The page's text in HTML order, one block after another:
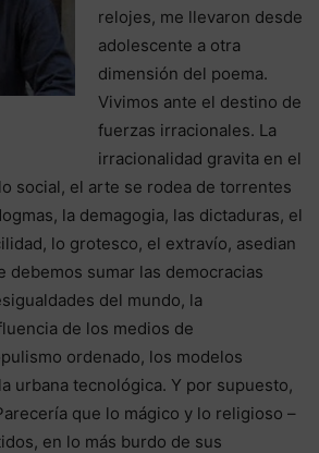
relojes, me llevaron desde
adolescente a otra
dimensión del poema.
Vivimos ante el destino de
fuerzas irracionales. La
irracionalidad gravita en el
social, el arte se rodea de torrentes
la demagogia, las dictaduras, el
lo grotesco, el extravío, asedian
debemos sumar las democracias
del mundo, la
de los medios de
ordenado, los modelos
urbana tecnológica. Y por supuesto,
que lo mágico y lo religioso –
en lo más burdo de sus